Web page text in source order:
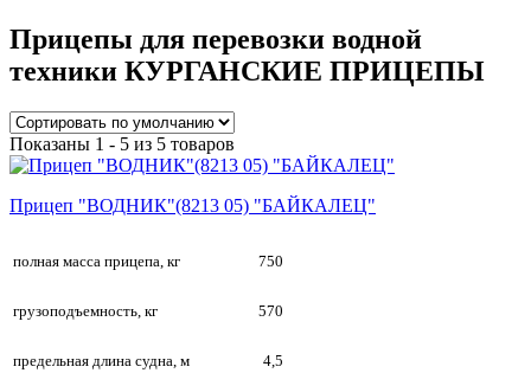
Прицепы для перевозки водной
техники КУРГАНСКИЕ ПРИЦЕПЫ
Показаны 1 - 5 из 5 товаров
Прицеп "ВОДНИК"(8213 05) "БАЙКАЛЕЦ"
полная масса прицепа, кг 750
грузоподъемность, кг 570
предельная длина судна, м 4,5